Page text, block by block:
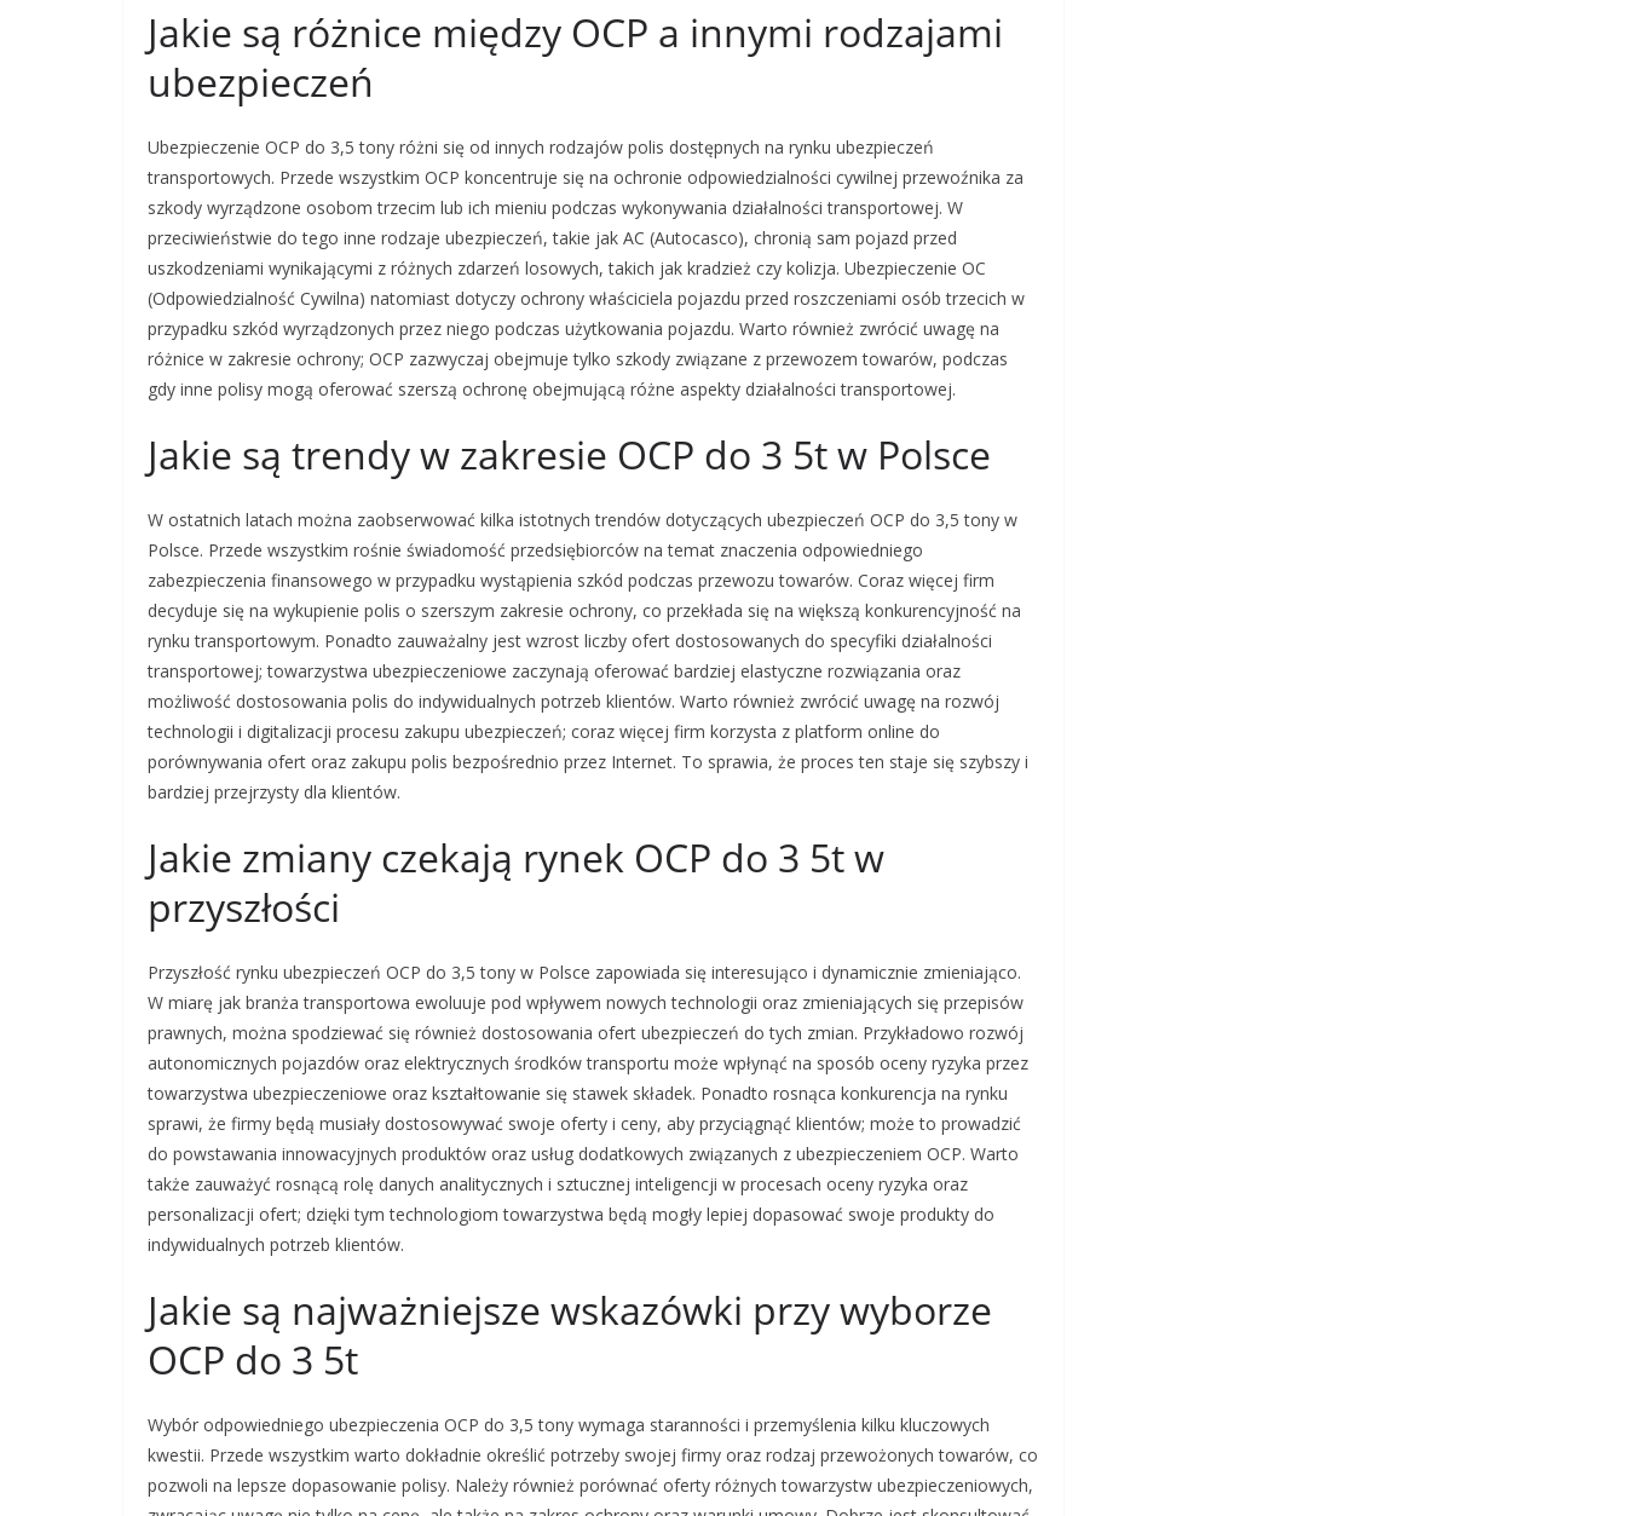
Jakie są różnice między OCP a innymi rodzajami
ubezpieczeń
Ubezpieczenie OCP do 3,5 tony różni się od innych rodzajów polis dostępnych na rynku ubezpieczeń
transportowych. Przede wszystkim OCP koncentruje się na ochronie odpowiedzialności cywilnej przewoźnika za
szkody wyrządzone osobom trzecim lub ich mieniu podczas wykonywania działalności transportowej. W
przeciwieństwie do tego inne rodzaje ubezpieczeń, takie jak AC (Autocasco), chronią sam pojazd przed
uszkodzeniami wynikającymi z różnych zdarzeń losowych, takich jak kradzież czy kolizja. Ubezpieczenie OC
(Odpowiedzialność Cywilna) natomiast dotyczy ochrony właściciela pojazdu przed roszczeniami osób trzecich w
przypadku szkód wyrządzonych przez niego podczas użytkowania pojazdu. Warto również zwrócić uwagę na
różnice w zakresie ochrony; OCP zazwyczaj obejmuje tylko szkody związane z przewozem towarów, podczas
gdy inne polisy mogą oferować szerszą ochronę obejmującą różne aspekty działalności transportowej.
Jakie są trendy w zakresie OCP do 3 5t w Polsce
W ostatnich latach można zaobserwować kilka istotnych trendów dotyczących ubezpieczeń OCP do 3,5 tony w
Polsce. Przede wszystkim rośnie świadomość przedsiębiorców na temat znaczenia odpowiedniego
zabezpieczenia finansowego w przypadku wystąpienia szkód podczas przewozu towarów. Coraz więcej firm
decyduje się na wykupienie polis o szerszym zakresie ochrony, co przekłada się na większą konkurencyjność na
rynku transportowym. Ponadto zauważalny jest wzrost liczby ofert dostosowanych do specyfiki działalności
transportowej; towarzystwa ubezpieczeniowe zaczynają oferować bardziej elastyczne rozwiązania oraz
możliwość dostosowania polis do indywidualnych potrzeb klientów. Warto również zwrócić uwagę na rozwój
technologii i digitalizacji procesu zakupu ubezpieczeń; coraz więcej firm korzysta z platform online do
porównywania ofert oraz zakupu polis bezpośrednio przez Internet. To sprawia, że proces ten staje się szybszy i
bardziej przejrzysty dla klientów.
Jakie zmiany czekają rynek OCP do 3 5t w
przyszłości
Przyszłość rynku ubezpieczeń OCP do 3,5 tony w Polsce zapowiada się interesująco i dynamicznie zmieniająco.
W miarę jak branża transportowa ewoluuje pod wpływem nowych technologii oraz zmieniających się przepisów
prawnych, można spodziewać się również dostosowania ofert ubezpieczeń do tych zmian. Przykładowo rozwój
autonomicznych pojazdów oraz elektrycznych środków transportu może wpłynąć na sposób oceny ryzyka przez
towarzystwa ubezpieczeniowe oraz kształtowanie się stawek składek. Ponadto rosnąca konkurencja na rynku
sprawi, że firmy będą musiały dostosowywać swoje oferty i ceny, aby przyciągnąć klientów; może to prowadzić
do powstawania innowacyjnych produktów oraz usług dodatkowych związanych z ubezpieczeniem OCP. Warto
także zauważyć rosnącą rolę danych analitycznych i sztucznej inteligencji w procesach oceny ryzyka oraz
personalizacji ofert; dzięki tym technologiom towarzystwa będą mogły lepiej dopasować swoje produkty do
indywidualnych potrzeb klientów.
Jakie są najważniejsze wskazówki przy wyborze
OCP do 3 5t
Wybór odpowiedniego ubezpieczenia OCP do 3,5 tony wymaga staranności i przemyślenia kilku kluczowych
kwestii. Przede wszystkim warto dokładnie określić potrzeby swojej firmy oraz rodzaj przewożonych towarów, co
pozwoli na lepsze dopasowanie polisy. Należy również porównać oferty różnych towarzystw ubezpieczeniowych,